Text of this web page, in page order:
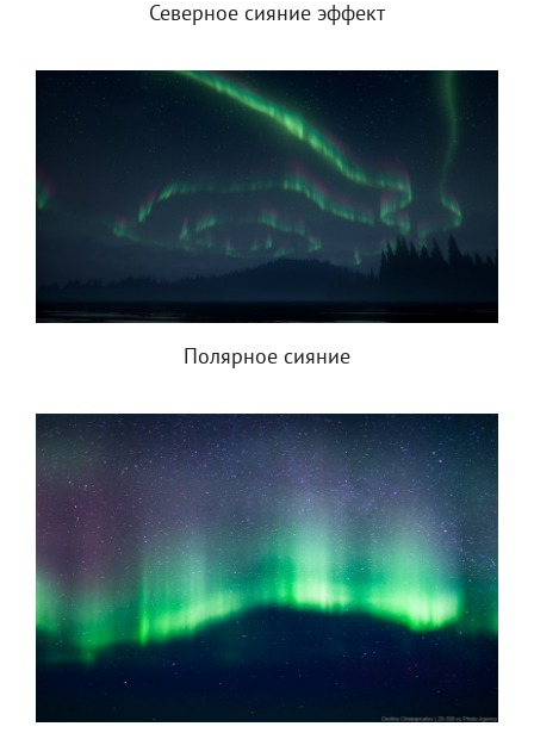
Северное сияние эффект
Полярное сияние